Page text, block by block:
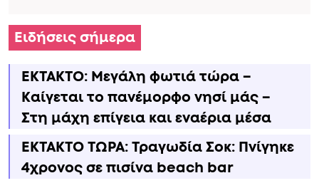
Ειδήσεις σήμερα
ΕΚΤΑΚΤΟ: Μεγάλη φωτιά τώρα –
Καίγεται το πανέμορφο νησί μάς –
Στη μάχη επίγεια και εναέρια μέσα
ΕΚΤΑΚΤΟ ΤΩΡΑ: Τραγωδία Σοκ: Πνίγηκε
4χρονος σε πισίνα beach bar